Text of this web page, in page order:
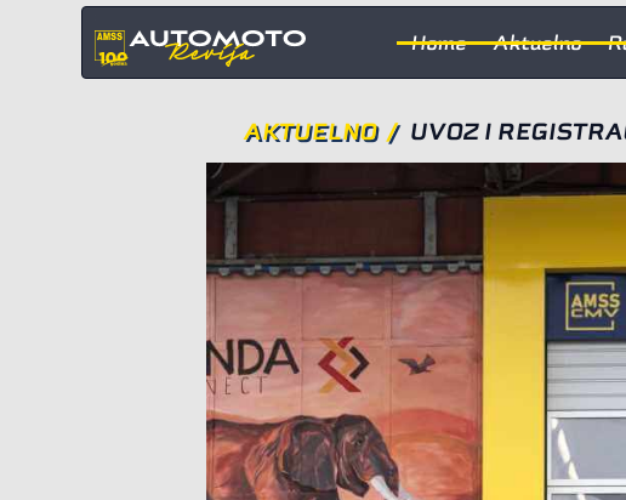
Home Aktuelno
AKTUELNO / UVOZ I